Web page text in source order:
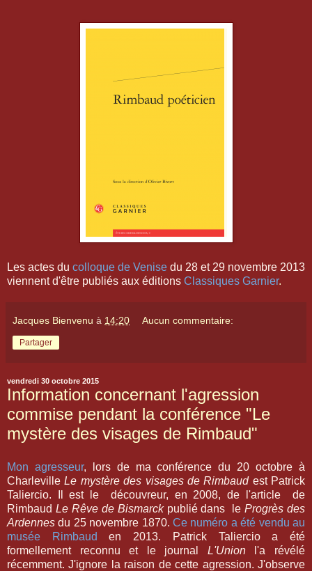
Les actes du colloque de Venise du 28 et 29 novembre 2013
viennent d'être publiés aux éditions Classiques Garnier.
Jacques Bienvenu à 14:20 Aucun commentaire:
Partager
vendredi 30 octobre 2015
Information concernant l'agression
commise pendant la conférence "Le
mystère des visages de Rimbaud"
Mon agresseur, lors de ma conférence du 20 octobre à
CharlevilleLe mystère des visages de Rimbaudest Patrick
Taliercio. Il est le découvreur, en 2008, de l'article de
Rimbaud Le Rêve de Bismarckpublié dans leProgrès des
Ardennes du 25 novembre 1870. Ce numéro a été vendu au
musée Rimbaud
en 2013. Patrick Taliercio a été
formellement reconnu et le journal
L'Unionl'a révélé
récemment. J'ignore la raison de cette agression. J'observe